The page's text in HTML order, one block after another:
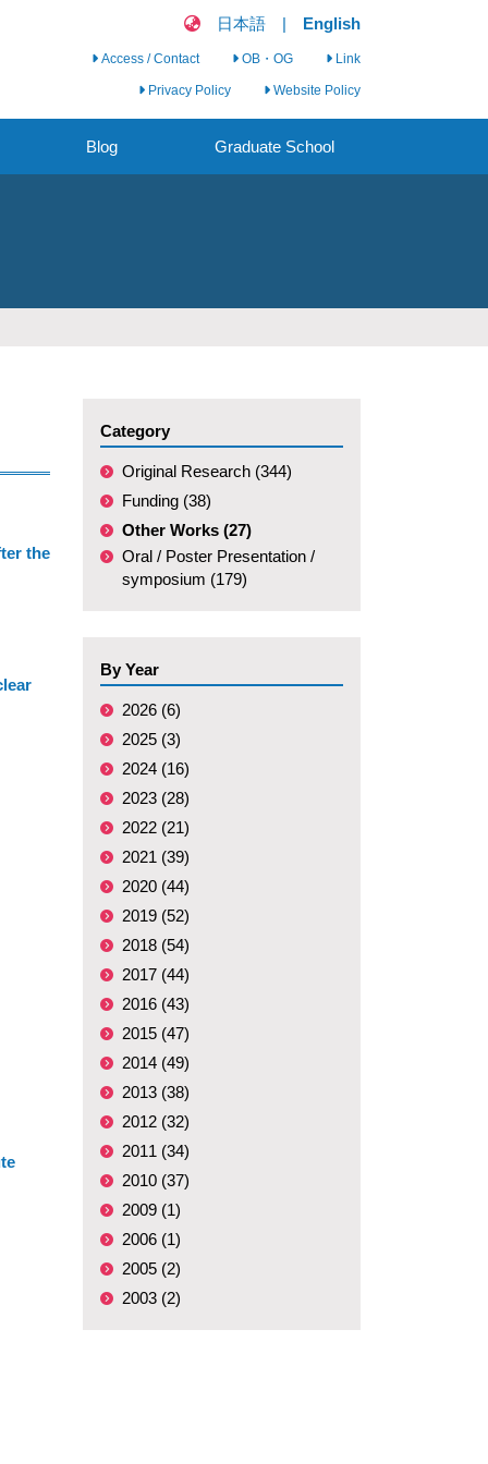
日本語 | English
Access / Contact OB・OG Link
Privacy Policy Website Policy
Blog Graduate School
the
Category
Original Research (344)
Funding (38)
Other Works (27)
Oral / Poster Presentation /
symposium (179)
By Year
2026 (6)
2025 (3)
2024 (16)
2023 (28)
2022 (21)
2021 (39)
2020 (44)
2019 (52)
2018 (54)
2017 (44)
2016 (43)
2015 (47)
2014 (49)
2013 (38)
2012 (32)
2011 (34)
2010 (37)
2009 (1)
2006 (1)
2005 (2)
2003 (2)